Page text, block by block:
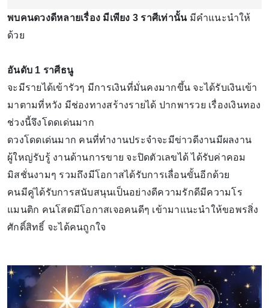
พบคนดวงดีหลายเรื่อง มีเพียง 3 ราศีเท่านั้น มีคำแนะนำให้
ด้วย
อันดับ 1 ราศีธนู
จะมีรายได้เข้ารัวๆ มีการเงินที่มั่นคงมากขึ้น จะได้รับเงินเข้า
มาตามที่หวัง มีช่องทางสร้างรายได้ ปากพารวย เรื่องเงินทอง
ช่วงนี้จึงโดดเด่นมาก
ดวงโดดเด่นมาก คนที่ทำงานประจำจะมีข่าวดีงานมีผลงาน
ผู้ใหญ่รับรู้ งานด้านการขาย จะปิดตัวเลขได้ ได้รับค่าคอม
มิสชั่นงามๆ รวมถึงมีโอกาสได้รับการเลื่อนขั้นอีกด้วย
คนมีคู่ได้รับการสนับสนุนเป็นอย่างดีความรักดีมีความโร
แมนติก คนโสดมีโอกาสเจอคนดีๆ เข้ามาแนะนำให้ขอพรสิ่ง
ศักดิ์สิทธิ์ จะได้คนถูกใจ